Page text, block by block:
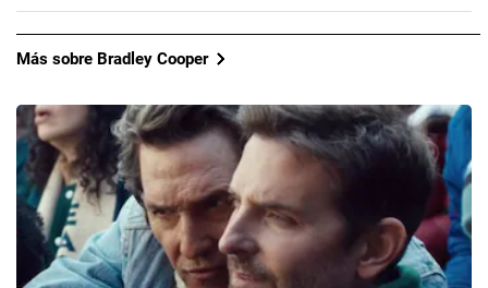
Más sobre Bradley Cooper